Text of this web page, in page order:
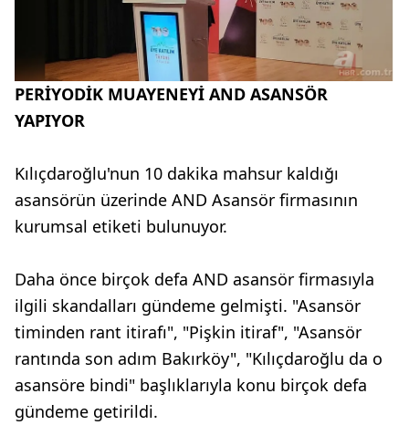
PERİYODİK MUAYENEYİ AND ASANSÖR
YAPIYOR
Kılıçdaroğlu'nun 10 dakika mahsur kaldığı
asansörün üzerinde AND Asansör firmasının
kurumsal etiketi bulunuyor.
Daha önce birçok defa AND asansör firmasıyla
ilgili skandalları gündeme gelmişti. "Asansör
timinden rant itirafı", "Pişkin itiraf", "Asansör
rantında son adım Bakırköy", "Kılıçdaroğlu da o
asansöre bindi" başlıklarıyla konu birçok defa
gündeme getirildi.